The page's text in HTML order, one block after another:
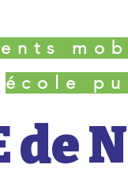
école
de